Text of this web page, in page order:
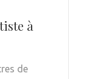
à
de